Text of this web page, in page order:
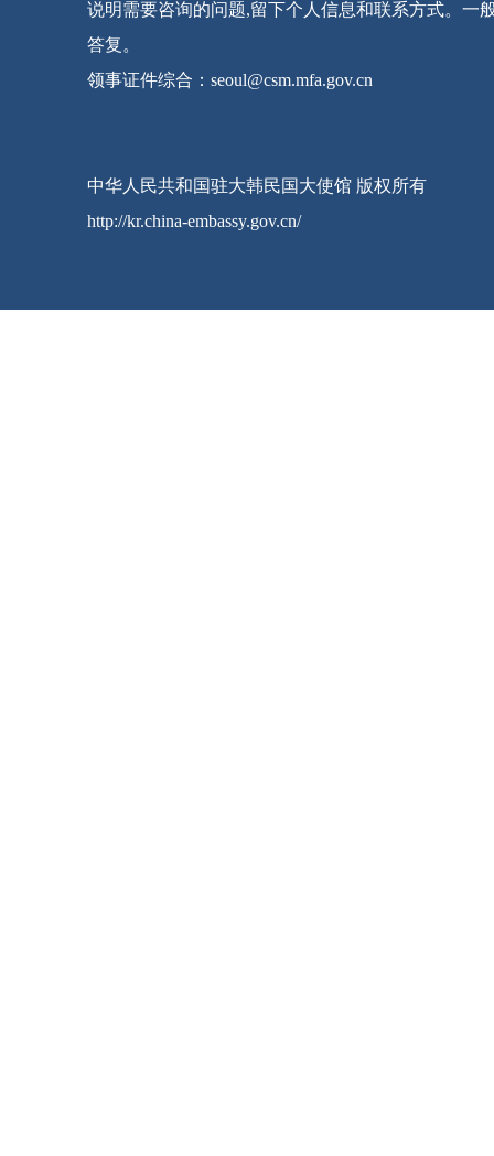
说明需要咨询的问题,留下个人信息和联系方式。一
答复。
领事证件综合：seoul@csm.mfa.gov.cn
中华人民共和国驻大韩民国大使馆 版权所有
http://kr.china-embassy.gov.cn/